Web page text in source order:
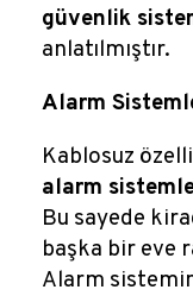
güvenlik
anlatılmıştır.
Alarm
Kablosuz
alarm
Bu sayede
başka bir eve
Alarm